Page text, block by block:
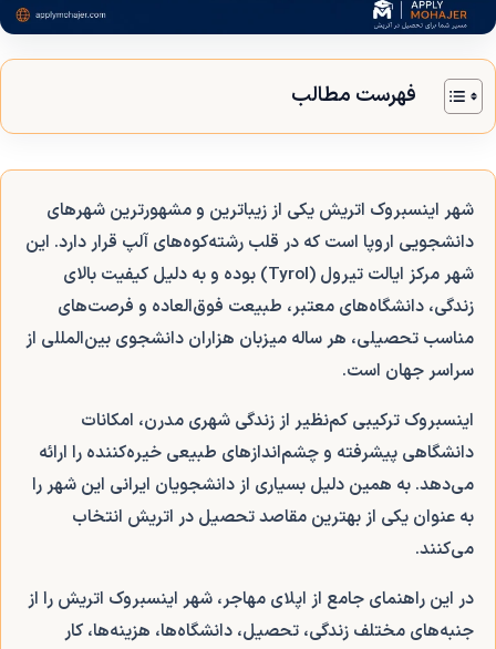
فهرست مطالب
شهر اینسبروک اتریش یکی از زیباترین و مشهورترین شهرهای
دانشجویی اروپا است که در قلب رشته‌کوه‌های آلپ قرار دارد. این
شهر مرکز ایالت تیرول (Tyrol) بوده و به دلیل کیفیت بالای
زندگی، دانشگاه‌های معتبر، طبیعت فوق‌العاده و فرصت‌های
مناسب تحصیلی، هر ساله میزبان هزاران دانشجوی بین‌المللی از
سراسر جهان است.
اینسبروک ترکیبی کم‌نظیر از زندگی شهری مدرن، امکانات
دانشگاهی پیشرفته و چشم‌اندازهای طبیعی خیره‌کننده را ارائه
می‌دهد. به همین دلیل بسیاری از دانشجویان ایرانی این شهر را
به عنوان یکی از بهترین مقاصد تحصیل در اتریش انتخاب
می‌کنند.
در این راهنمای جامع از اپلای مهاجر، شهر اینسبروک اتریش را از
جنبه‌های مختلف زندگی، تحصیل، دانشگاه‌ها، هزینه‌ها، کار